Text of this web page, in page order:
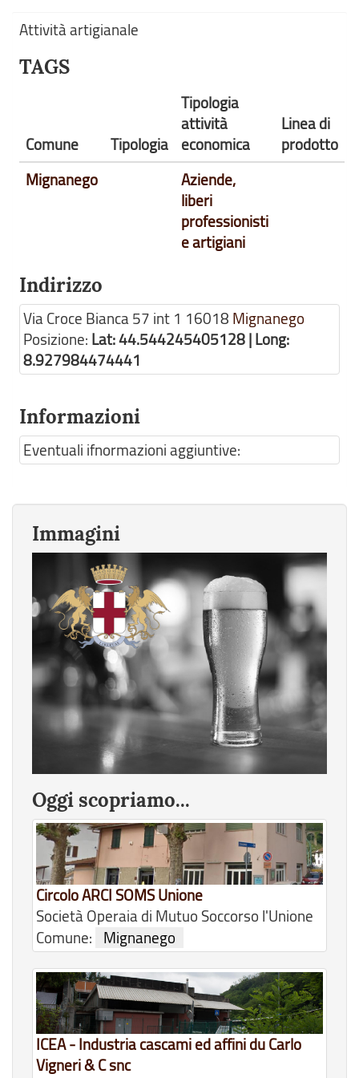
Attività artigianale
TAGS
Comune Tipologia
Tipologia
attività
economica
Linea di
prodotto
Mignanego
Aziende,
liberi
professionisti
e artigiani
Indirizzo
Via Croce Bianca 57 int 1 16018 Mignanego
Posizione: Lat: 44.544245405128 | Long:
8.927984474441
Informazioni
Eventuali ifnormazioni aggiuntive:
Immagini
Oggi scopriamo...
Circolo ARCI SOMS Unione
Società Operaia di Mutuo Soccorso l'Unione
Comune:
Mignanego
ICEA - Industria cascami ed affini du Carlo
Vigneri & C snc